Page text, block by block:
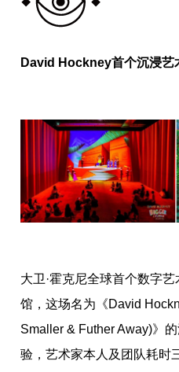
David Hockney首个沉浸艺
大卫·霍克尼全球首个数字
馆，这场名为《David
Smaller & Futher Away)》
验，艺术家本人及团队耗时